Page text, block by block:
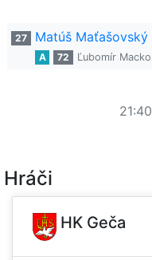
27 Matúš Maťašovský
A 72 Ľubomír Macko
21:40
Hráči
HK Geča